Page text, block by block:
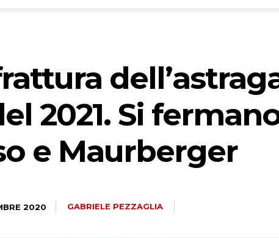
ski
magazine
2021. Si
e Maurberger
2020 GABRIELE PEZZAGLIA